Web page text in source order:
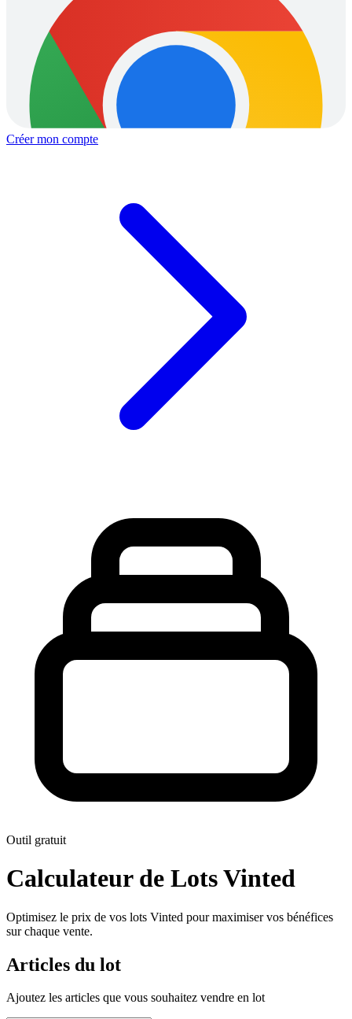
Créer mon compte
Outil gratuit
Calculateur de Lots Vinted
Optimisez le prix de vos lots Vinted pour maximiser vos bénéfices
sur chaque vente.
Articles du lot
Ajoutez les articles que vous souhaitez vendre en lot